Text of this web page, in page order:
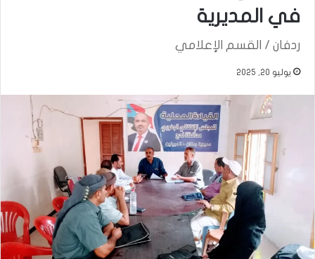
في المديرية
ردفان / القسم الإعلامي
يوليو 20, 2025